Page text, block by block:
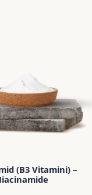
(B3 Vitamini) –